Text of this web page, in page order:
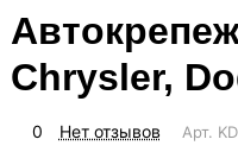
Chrysler,
0 Нет отзывов Арт.